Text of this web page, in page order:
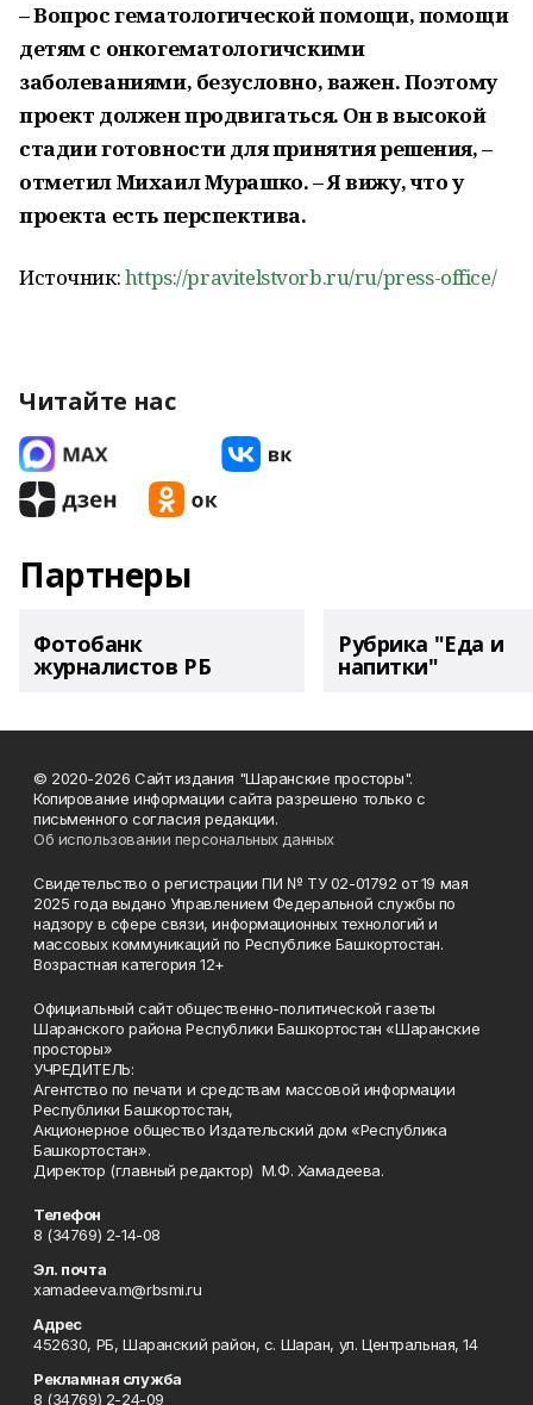
– Вопрос гематологической помощи, помощи
детям с онкогематологичскими
заболеваниями, безусловно, важен. Поэтому
проект должен продвигаться. Он в высокой
стадии готовности для принятия решения, –
отметил Михаил Мурашко. – Я вижу, что у
проекта есть перспектива.
Источник:https://pravitelstvorb.ru/ru/press-office/
Читайте нас
Партнеры
Фотобанк
журналистов РБ
Рубрика "Еда и
напитки"
© 2020-2026 Сайт издания "Шаранские просторы".
Копирование информации сайта разрешено только с
письменного согласия редакции.
Об использовании персональных данных
Свидетельство о регистрации ПИ № ТУ 02-01792 от 19 мая
2025 года выдано Управлением Федеральной службы по
надзору в сфере связи, информационных технологий и
массовых коммуникаций по Республике Башкортостан.
Возрастная категория 12+
Официальный сайт общественно-политической газеты
Шаранского района Республики Башкортостан «Шаранские
просторы»
УЧРЕДИТЕЛЬ:
Агентство по печати и средствам массовой информации
Республики Башкортостан,
Акционерное общество Издательский дом «Республика
Башкортостан».
Директор (главный редактор) М.Ф. Хамадеева.
Телефон
8 (34769) 2-14-08
Эл. почта
xamadeeva.m@rbsmi.ru
Адрес
452630, РБ, Шаранский район, с. Шаран, ул. Центральная, 14
Рекламная служба
8 (34769) 2-24-09